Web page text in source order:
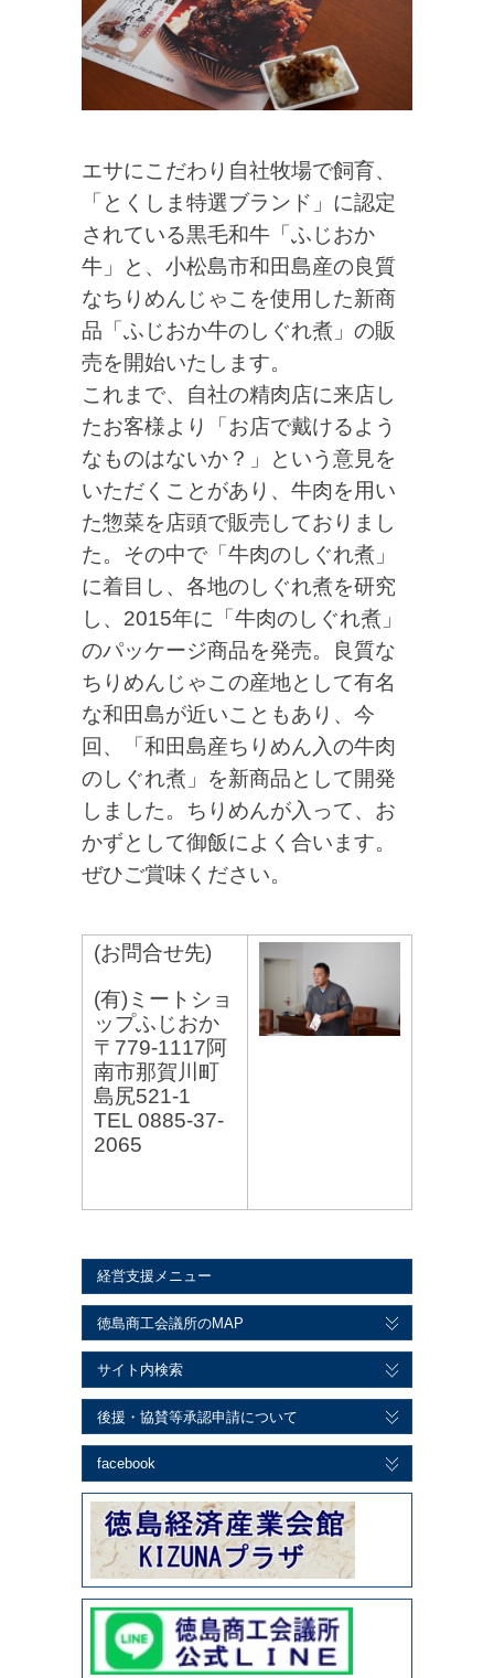
エサにこだわり自社牧場で飼育、
「とくしま特選ブランド」に認定
されている黒毛和牛「ふじおか
牛」と、小松島市和田島産の良質
なちりめんじゃこを使用した新商
品「ふじおか牛のしぐれ煮」 の販
売を開始いたします。
これまで、自社の精肉店に来店し
たお客様より「お店で戴けるよう
なものはないか？」という意見を
いただくことがあり、牛肉を用い
た惣菜を店頭で販売しておりまし
た。その中で「牛肉のしぐれ煮」
に着目し、各地のしぐれ煮を研究
し、2015年に「牛肉のしぐれ煮」
のパッケージ商品を発売。良質な
ちりめんじゃこの産地として有名
な和田島が近いこともあり、今
回、「和田島産ちりめん入の牛肉
のしぐれ煮」を新商品として開発
しました。ちりめんが入って、お
かずとして御飯によく合います。
ぜひご賞味ください。
(お問合せ先)
(有)ミートショ
ップふじおか
〒779-1117阿
南市那賀川町
島尻521-1
TEL 0885-37-
2065
経営支援メニュー
徳島商工会議所のMAP
サイト内検索
後援・協賛等承認申請について
facebook